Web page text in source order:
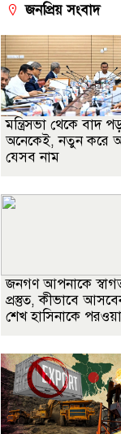
জনপ্রিয় সংবাদ
মন্ত্রিসভা থেকে বাদ
অনেকেই, নতুন করে
যেসব নাম
জনগণ আপনাকে
প্রস্তুত, কীভাবে
শেখ হাসিনাকে